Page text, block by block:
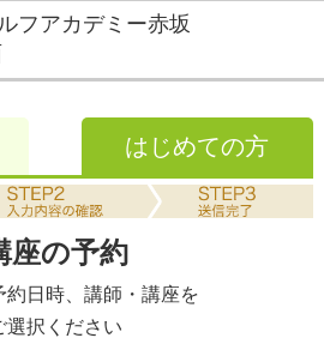
フアカデミー赤坂
はじめての方
座の予約
約日時、講師・講座を
選択ください